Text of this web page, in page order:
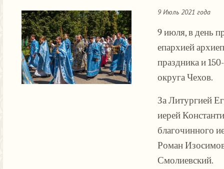
9 Июль 2021 года
9 июля, в день
епархией
праздника и
округа Чехов.
За Литургией
иерей
благочинного
Роман
Смолиевский.